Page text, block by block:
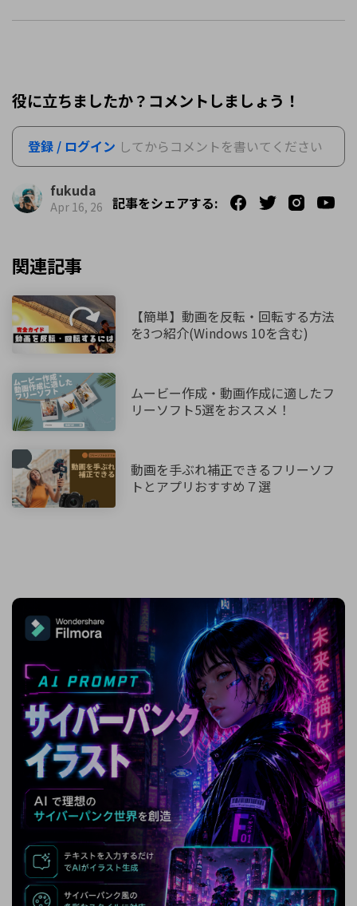
役に立ちましたか？コメントしましょう！
登録 / ログイン してからコメントを書いてください
fukuda
Apr 16, 26 記事をシェアする:
関連記事
【簡単】動画を反転・回転する方法
を3つ紹介(Windows 10を含む)
ムービー作成・動画作成に適したフ
リーソフト5選をおススメ！
動画を手ぶれ補正できるフリーソフ
トとアプリおすすめ７選